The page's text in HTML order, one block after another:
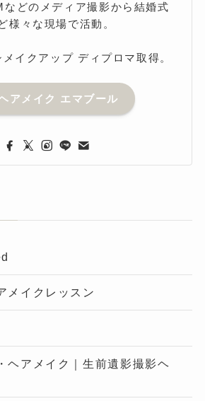
などのメディア撮影から結婚式
様々な現場で活動。
イクアップ ディプロマ取得。
アメイク エマブール
メイクレッスン
ヘアメイク｜生前遺影撮影ヘ